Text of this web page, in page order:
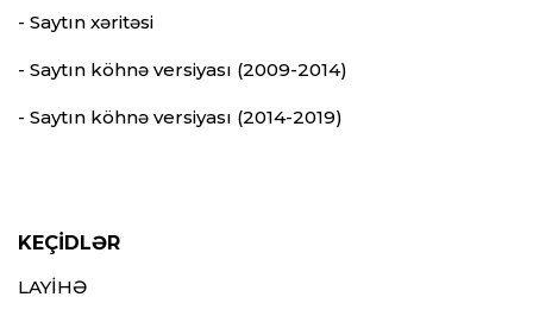
- Saytın xəritəsi
- Saytın köhnə versiyası (2009-2014)
- Saytın köhnə versiyası (2014-2019)
KEÇİDLƏR
LAYİHƏ